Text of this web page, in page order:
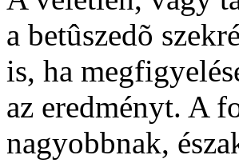
a betûszedõ
is, ha
az eredményt. A
nagyobbnak,